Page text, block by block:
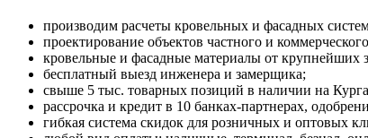
производим расчеты кровельных и фасадных
проектирование объектов частного и
кровельные и фасадные материалы от крупнейших
бесплатный выезд инженера и замерщика;
свыше 5 тыс. товарных позиций в наличии на
рассрочка и кредит в 10 банках-партнерах,
гибкая система скидок для розничных и оптовых